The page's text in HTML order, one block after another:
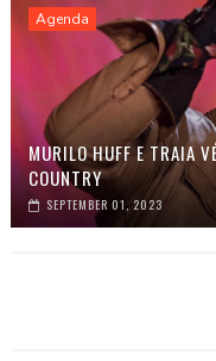
Agenda
MURILO HUFF E TRAIA
COUNTRY
SEPTEMBER 01, 2023